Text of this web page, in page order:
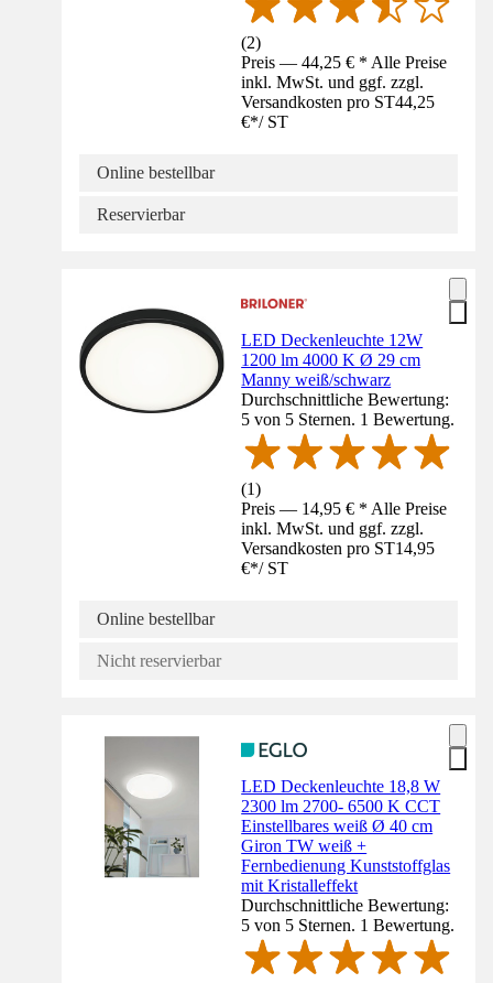
(2)
Preis — 44,25 € * Alle Preise
inkl. MwSt. und ggf. zzgl.
Versandkosten pro ST44,25
€*/ ST
Online bestellbar
Reservierbar
LED Deckenleuchte 12W
1200 lm 4000 K Ø 29 cm
Manny weiß/schwarz
Durchschnittliche Bewertung:
5 von 5 Sternen. 1 Bewertung.
(1)
Preis — 14,95 € * Alle Preise
inkl. MwSt. und ggf. zzgl.
Versandkosten pro ST14,95
€*/ ST
Online bestellbar
Nicht reservierbar
LED Deckenleuchte 18,8 W
2300 lm 2700- 6500 K CCT
Einstellbares weiß Ø 40 cm
Giron TW weiß +
Fernbedienung Kunststoffglas
mit Kristalleffekt
Durchschnittliche Bewertung:
5 von 5 Sternen. 1 Bewertung.